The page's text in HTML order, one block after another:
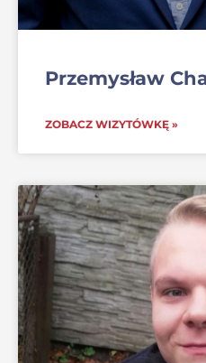
Przemysław
ZOBACZ WIZYTÓWKĘ »